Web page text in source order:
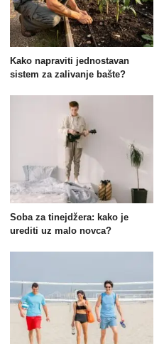
Kako napraviti jednostavan
sistem za zalivanje bašte?
Soba za tinejdžera: kako je
urediti uz malo novca?